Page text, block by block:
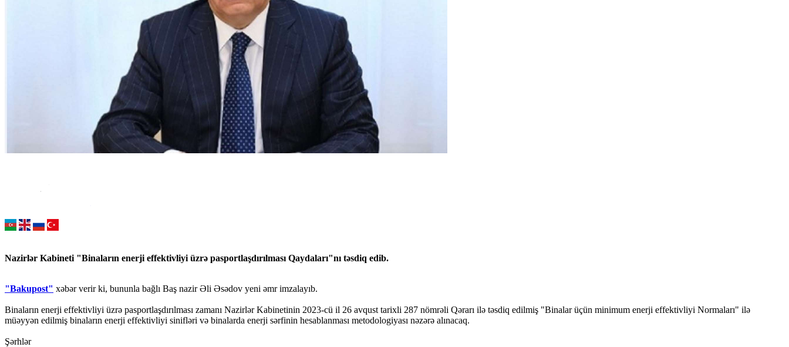
Nazirlər Kabineti "Binaların enerji effektivliyi üzrə pasportlaşdırılması Qaydaları"nı təsdiq edib.
"Bakupost" xəbər verir ki, bununla bağlı Baş nazir Əli Əsədov yeni əmr imzalayıb.
Binaların enerji effektivliyi üzrə pasportlaşdırılması zamanı Nazirlər Kabinetinin 2023-cü il 26 avqust tarixli 287 nömrəli Qərarı ilə təsdiq edilmiş "Binalar üçün minimum enerji effektivliyi Normaları" ilə
müəyyən edilmiş binaların enerji effektivliyi sinifləri və binalarda enerji sərfinin hesablanması metodologiyası nəzərə alınacaq.
Şərhlər